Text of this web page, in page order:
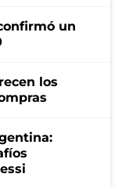
un
los